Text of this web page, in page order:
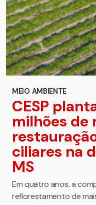
MEIO AMBIENTE
CESP
milhões de
ciliares na
MS
Em quatro anos, a
reflorestamento de